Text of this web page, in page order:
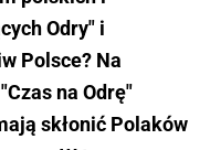
Odry" i
Polsce? Na
na Odrę"
skłonić Polaków